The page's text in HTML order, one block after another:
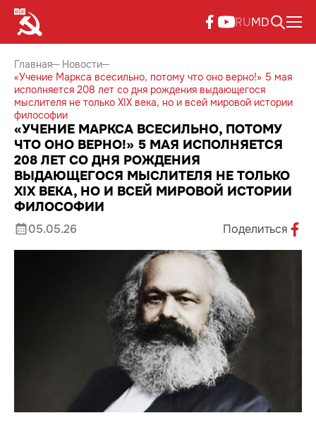
RUMD
Главная
Новости
«Учение Маркса всесильно, потому что оно верно!» 5 мая
исполняется 208 лет со дня рождения выдающегося
мыслителя не только XIX века, но и всей мировой истории
философии
«УЧЕНИЕ МАРКСА ВСЕСИЛЬНО, ПОТОМУ
ЧТО ОНО ВЕРНО!» 5 МАЯ ИСПОЛНЯЕТСЯ
208 ЛЕТ СО ДНЯ РОЖДЕНИЯ
ВЫДАЮЩЕГОСЯ МЫСЛИТЕЛЯ НЕ ТОЛЬКО
XIX ВЕКА, НО И ВСЕЙ МИРОВОЙ ИСТОРИИ
ФИЛОСОФИИ
05.05.26 Поделиться